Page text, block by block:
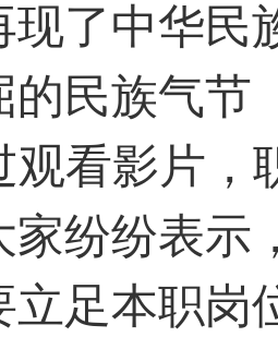
现了中华民
的民族气节
看影片，
家纷纷表示
立足本职岗